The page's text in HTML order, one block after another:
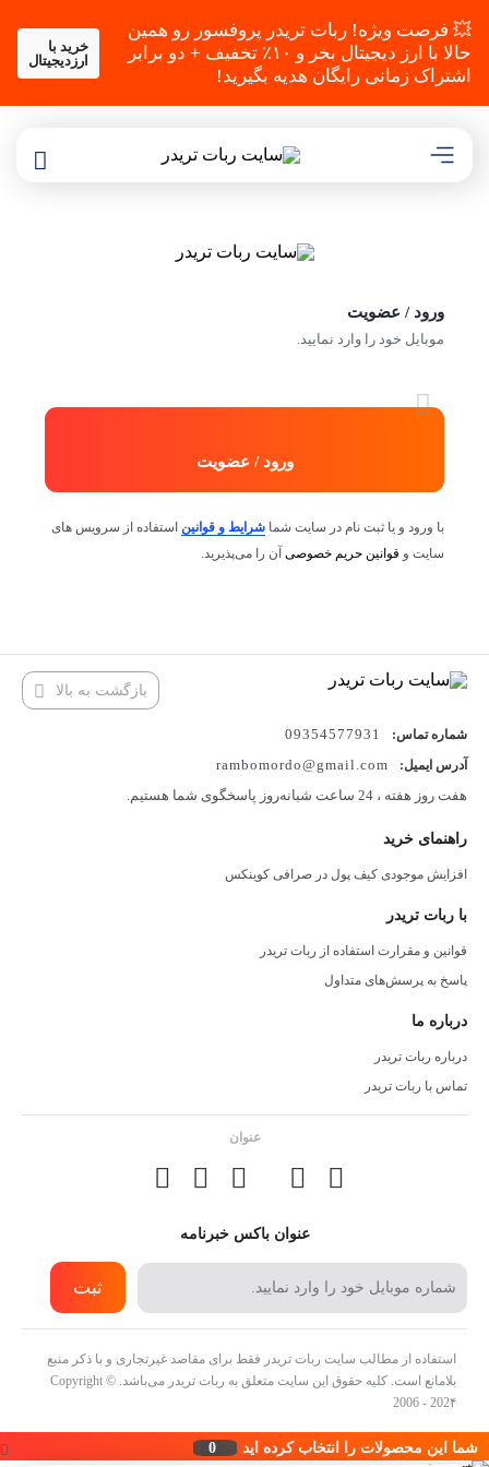
💥 فرصت ویژه! ربات تریدر پروفسور رو همین
حالا با ارز دیجیتال بخر و ۱۰٪ تخفیف + دو برابر
اشتراک زمانی رایگان هدیه بگیرید!
خرید با
ارزدیجیتال
ورود / عضویت
موبایل خود را وارد نمایید.
ورود / عضویت
با ورود و یا ثبت نام در سایت شما شرایط و قوانیناستفاده از سرویس های
سایت و قوانین حریم خصوصیآن را می‌پذیرید.
بازگشت به بالا
شماره تماس: 09354577931
آدرس ایمیل:
rambomordo@gmail.com
هفت روز هفته ، 24 ساعت شبانه‌روز پاسخگوی شما هستیم.
راهنمای خرید
افزایش موجودی کیف پول در صرافی کوینکس
با ربات تریدر
قوانین و مقرارت استفاده از ربات تریدر
پاسخ به پرسش‌های متداول
درباره ما
درباره ربات تریدر
تماس با ربات تریدر
عنوان
عنوان باکس خبرنامه
ثبت
استفاده از مطالب سایت ربات تریدر فقط برای مقاصد غیرتجاری و با ذکر منبع
بلامانع است. کلیه حقوق این سایت متعلق به ربات تریدر می‌باشد. Copyright ©
2006 - 202۴
شما این محصولات را انتخاب کرده اید 0